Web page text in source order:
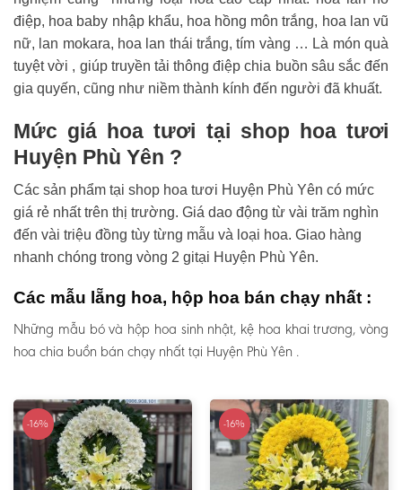
điệp, hoa baby nhập khẩu, hoa hồng môn trắng, hoa lan vũ
nữ, lan mokara, hoa lan thái trắng, tím vàng … Là món quà
tuyệt vời , giúp truyền tải thông điệp chia buồn sâu sắc đến
gia quyến, cũng như niềm thành kính đến người đã khuất.
Mức giá hoa tươi tại shop hoa tươi
Huyện Phù Yên ?
Các sản phẩm tại shop hoa tươi Huyện Phù Yên có mức
giá rẻ nhất trên thị trường. Giá dao động từ vài trăm nghìn
đến vài triệu đồng tùy từng mẫu và loại hoa. Giao hàng
nhanh chóng trong vòng 2 gitại Huyện Phù Yên.
Các mẫu lẵng hoa, hộp hoa bán chạy nhất :
Những mẫu bó và hộp hoa sinh nhật, kệ hoa khai trương, vòng
hoa chia buồn bán chạy nhất tại Huyện Phù Yên .
-16% -16%